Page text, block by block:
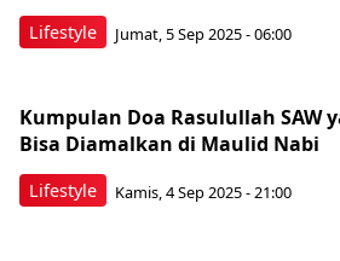
Lifestyle Jumat, 5 Sep 2025 - 06:00
Lifestyle
Kumpulan Doa Rasulullah SAW
Bisa Diamalkan di Maulid Nabi
Kamis, 4 Sep 2025 - 21:00